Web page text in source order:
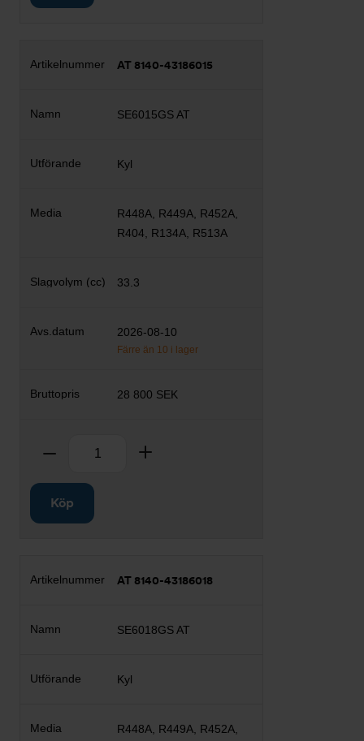
AT 8140-43186015
SE6015GS AT
Kyl
R448A, R449A, R452A,
R404, R134A, R513A
33.3
2026-08-10
Färre än 10 i lager
28 800 SEK
Ta bort
Köp
AT 8140-43186018
SE6018GS AT
Kyl
R448A, R449A, R452A,